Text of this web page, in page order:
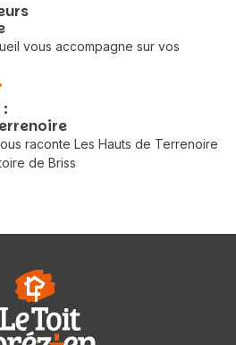
vous accompagne sur vos
raconte Les Hauts de Terrenoire
de Briss